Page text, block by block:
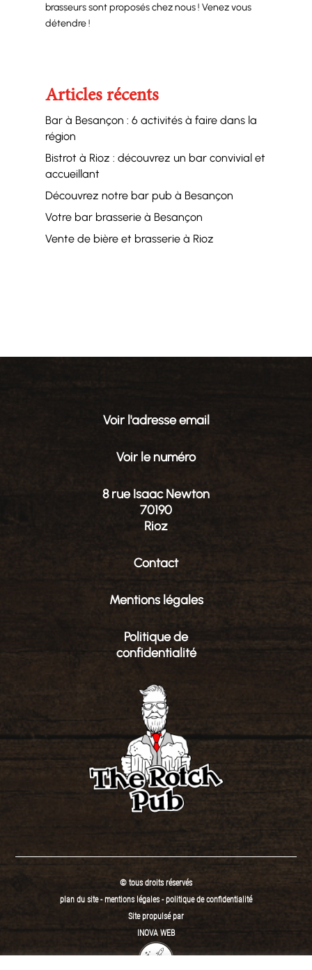
brasseurs sont proposés chez nous ! Venez vous
détendre !
Articles récents
Bar à Besançon : 6 activités à faire dans la
région
Bistrot à Rioz : découvrez un bar convivial et
accueillant
Découvrez notre bar pub à Besançon
Votre bar brasserie à Besançon
Vente de bière et brasserie à Rioz
Voir l'adresse email
Voir le numéro
8 rue Isaac Newton
70190
Rioz
Contact
Mentions légales
Politique de
confidentialité
© tous droits réservés
plan du site-mentions légales-politique de confidentialité
Site propulsé par
INOVA WEB